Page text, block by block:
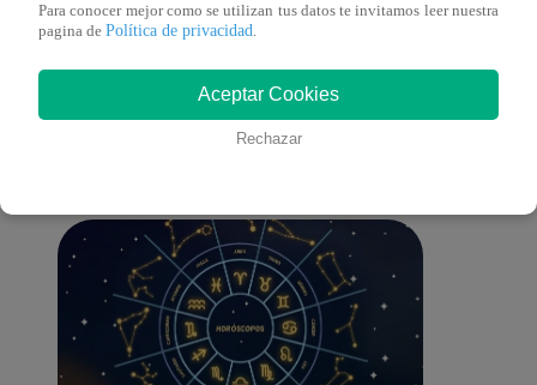
También te puede
interesar
Para conocer mejor como se utilizan tus datos te invitamos leer nuestra
pagina de Política de privacidad.
Aceptar Cookies
Rechazar